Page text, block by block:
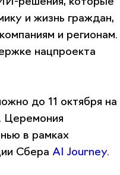
и жизнь граждан,
и регионам.
нацпроекта
до 11 октября на
Церемония
в рамках
Сбера AI Journey.